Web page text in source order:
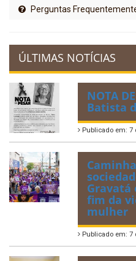
Perguntas
ÚLTIMAS NOTÍCIAS
NOTA
Batista
Publicado em: 7
Gravatá
fim da
mulher
Publicado em: 7